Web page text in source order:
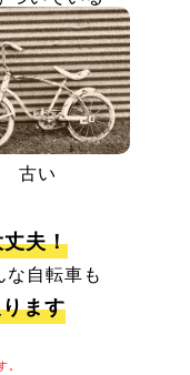
古い
夫！
な自転車も
ます
。